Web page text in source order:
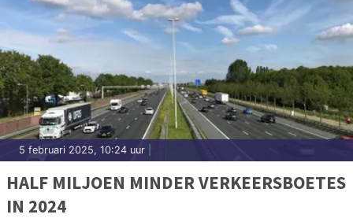
5 februari 2025, 10:24 uur
HALF MILJOEN MINDER VERKEERSBOETES
IN 2024